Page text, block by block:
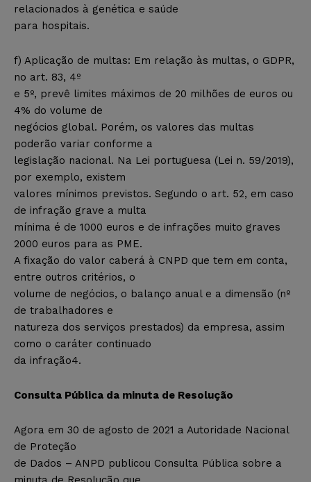
relacionados à genética e saúde
para hospitais.
f) Aplicação de multas: Em relação às multas, o GDPR,
no art. 83, 4º
e 5º, prevê limites máximos de 20 milhões de euros ou
4% do volume de
negócios global. Porém, os valores das multas
poderão variar conforme a
legislação nacional. Na Lei portuguesa (Lei n. 59/2019),
por exemplo, existem
valores mínimos previstos. Segundo o art. 52, em caso
de infração grave a multa
mínima é de 1000 euros e de infrações muito graves
2000 euros para as PME.
A fixação do valor caberá à CNPD que tem em conta,
entre outros critérios, o
volume de negócios, o balanço anual e a dimensão (nº
de trabalhadores e
natureza dos serviços prestados) da empresa, assim
como o caráter continuado
da infração4.
Consulta Pública da minuta de Resolução
Agora em 30 de agosto de 2021 a Autoridade Nacional
de Proteção
de Dados – ANPD publicou Consulta Pública sobre a